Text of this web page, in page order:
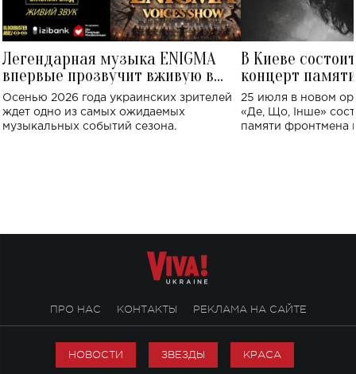
Легендарная музыка ENIGMA
впервые прозвучит вживую в
Украине: где состоится концерт
Осенью 2026 года украинских зрителей
ждет одно из самых ожидаемых
музыкальных событий сезона.
В Киеве
концерт
Клименко:
исполнят песни
25 июля в новом
«Де, Що, Інше»
памяти фронтмена
ПРО НАС КОНТАКТЫ РЕКЛАМА НА САЙТЕ
НОВОСТИ ЗВЕЗДЫ КРАСА